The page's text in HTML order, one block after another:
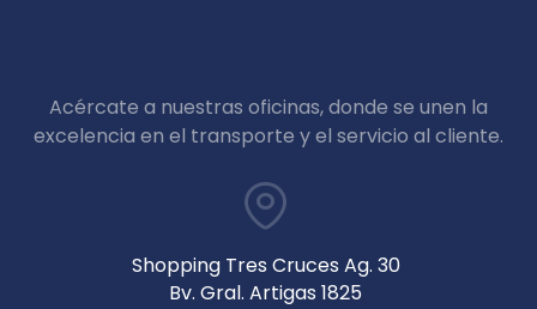
Acércate a nuestras oficinas, donde se unen la
excelencia en el transporte y el servicio al cliente.
Shopping Tres Cruces Ag. 30
Bv. Gral. Artigas 1825